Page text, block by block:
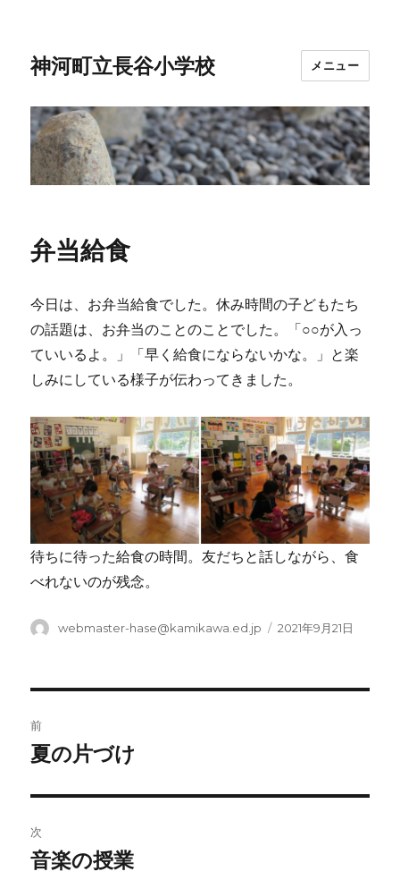
神河町立長谷小学校 メニュー
弁当給食
今日は、お弁当給食でした。休み時間の子どもたち
の話題は、お弁当のことのことでした。「○○が入っ
ていいるよ。」「早く給食にならないかな。」と楽
しみにしている様子が伝わってきました。
待ちに待った給食の時間。友だちと話しながら、食
べれないのが残念。
投
webmaster-hase@kamikawa.ed.jp
投
2021年9月21日
稿
ビ
ゲ
前
前
投
稿:
夏の片づけ
次
次
音楽の授業